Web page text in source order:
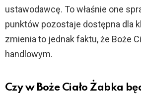
ustawodawcę. To właśnie one
punktów pozostaje dostępna dla
zmienia to jednak faktu, że Boże
handlowym.
Czy w Boże Ciało Żabka